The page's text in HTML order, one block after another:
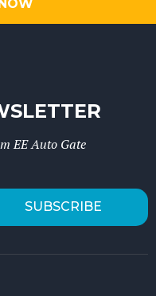
EE Auto Gate
SUBSCRIBE